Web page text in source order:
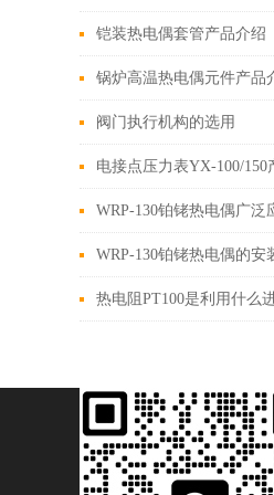
介绍
铠装热电偶套管产品介绍
锅炉高温热电偶元件产品
阀门执行机构的选用
电接点压力表YX-100/150
书
WRP-130铂铑热电偶广泛
业测温
WRP-130铂铑热电偶的安
注意事项
热电阻PT100是利用什么